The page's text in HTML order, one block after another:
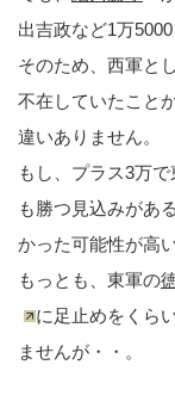
出吉政など1万
そのため、西軍と
不在していたこと
違いありません。
もし、プラス3万
も勝つ見込みがあ
かった可能性が高
もっとも、東軍の
に足止めをくら
ませんが・・。